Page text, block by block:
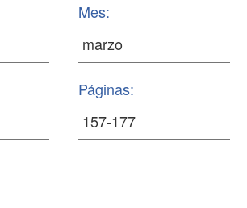
Mes:
Páginas: